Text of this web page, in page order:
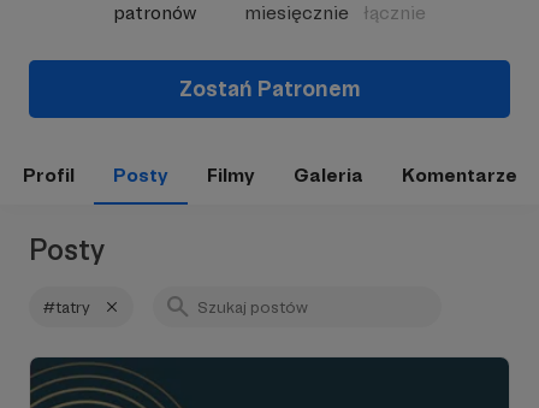
patronów
miesięcznie
łącznie
Zostań Patronem
Profil Posty Filmy Galeria Komentarze
Posty
#tatry